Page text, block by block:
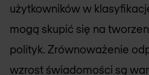
użytkowników w
mogą skupić się na
polityk. Zrównoważenie
wzrost świadomości są